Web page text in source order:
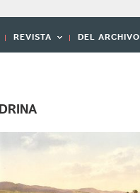
REVISTA DEL ARCHIVO
DRINA